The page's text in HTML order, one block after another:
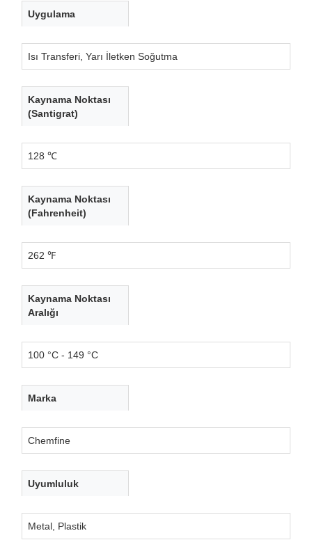
Uygulama
Isı Transferi, Yarı İletken Soğutma
Kaynama Noktası
(Santigrat)
128 ℃
Kaynama Noktası
(Fahrenheit)
262 ℉
Kaynama Noktası
Aralığı
100 °C - 149 °C
Marka
Chemfine
Uyumluluk
Metal, Plastik